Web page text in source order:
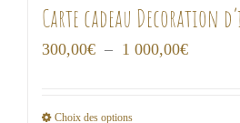
Carte cadeau Decoration
300,00€ – 1 000,00€Plage
Choix des options